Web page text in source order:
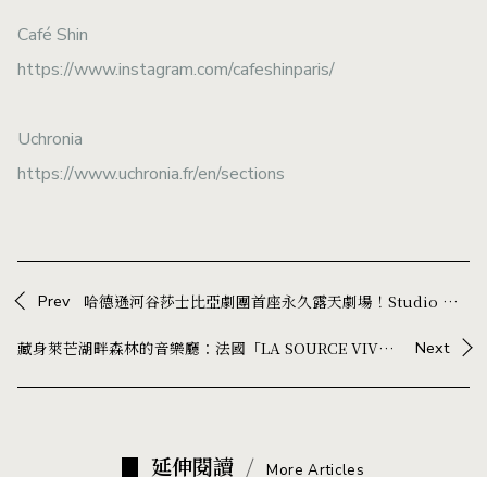
Café Shin
https://www.instagram.com/cafeshinparis/
Uchronia
https://www.uchronia.fr/en/sections
Prev 哈德遜河谷莎士比亞劇團首座永久露天劇場！Studio Gang 以木構空間框出襯有河谷美景的舞台
藏身萊芒湖畔森林的音樂廳：法國「LA SOURCE VIVE」，一座以建築、聲學與自然打造的音樂殿堂 Next
延伸閱讀 More Articles